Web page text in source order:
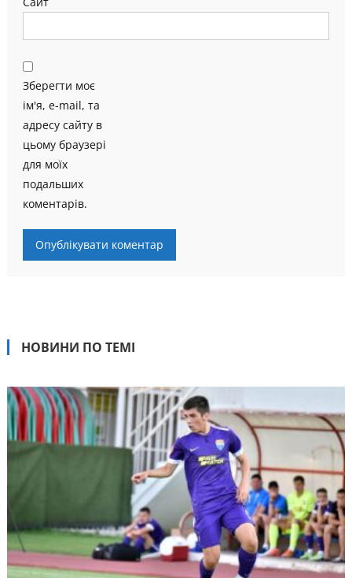
Зберегти моє
ім'я, e-mail, та
адресу сайту в
цьому браузері
для моїх
подальших
коментарів.
НОВИНИ ПО ТЕМІ